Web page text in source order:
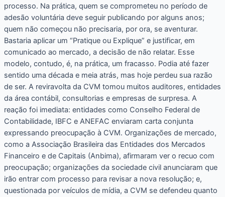
processo. Na prática, quem se comprometeu no período de
adesão voluntária deve seguir publicando por alguns anos;
quem não começou não precisaria, por ora, se aventurar.
Bastaria aplicar um “Pratique ou Explique” e justificar, em
comunicado ao mercado, a decisão de não relatar. Esse
modelo, contudo, é, na prática, um fracasso. Podia até fazer
sentido uma década e meia atrás, mas hoje perdeu sua razão
de ser. A reviravolta da CVM tomou muitos auditores, entidades
da área contábil, consultorias e empresas de surpresa. A
reação foi imediata: entidades como Conselho Federal de
Contabilidade, IBFC e ANEFAC enviaram carta conjunta
expressando preocupação à CVM. Organizações de mercado,
como a Associação Brasileira das Entidades dos Mercados
Financeiro e de Capitais (Anbima), afirmaram ver o recuo com
preocupação; organizações da sociedade civil anunciaram que
irão entrar com processo para revisar a nova resolução; e,
questionada por veículos de mídia, a CVM se defendeu quanto